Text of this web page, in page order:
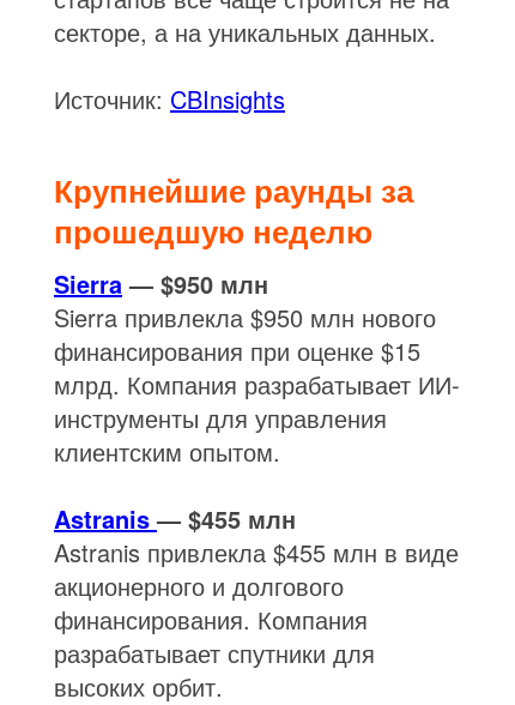
секторе, а на уникальных данных.
Источник: CBInsights
Крупнейшие раунды за
прошедшую неделю
Sierra— $950 млн
Sierra привлекла $950 млн нового
финансирования при оценке $15
млрд. Компания разрабатывает ИИ-
инструменты для управления
клиентским опытом.
Astranis— $455 млн
Astranis привлекла $455 млн в виде
акционерного и долгового
финансирования. Компания
разрабатывает спутники для
высоких орбит.